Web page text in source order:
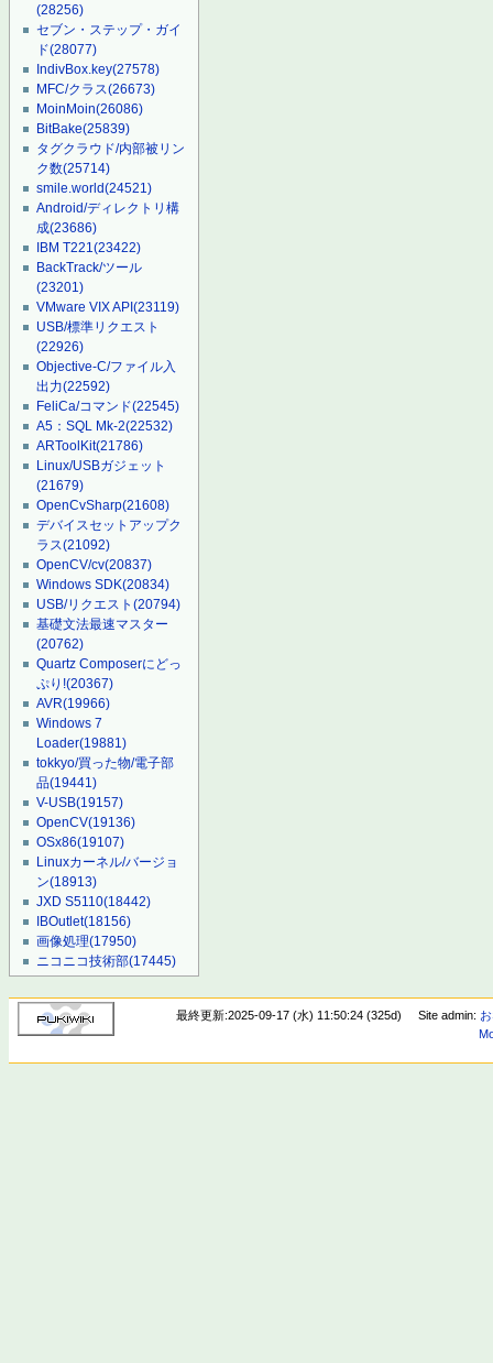
(28256)
セブン・ステップ・ガイ
ド(28077)
IndivBox.key(27578)
MFC/クラス(26673)
MoinMoin(26086)
BitBake(25839)
タグクラウド/内部被リン
ク数(25714)
smile.world(24521)
Android/ディレクトリ構
成(23686)
IBM T221(23422)
BackTrack/ツール
(23201)
VMware VIX API(23119)
USB/標準リクエスト
(22926)
Objective-C/ファイル入
出力(22592)
FeliCa/コマンド(22545)
A5：SQL Mk-2(22532)
ARToolKit(21786)
Linux/USBガジェット
(21679)
OpenCvSharp(21608)
デバイスセットアップク
ラス(21092)
OpenCV/cv(20837)
Windows SDK(20834)
USB/リクエスト(20794)
基礎文法最速マスター
(20762)
Quartz Composerにどっ
ぷり!(20367)
AVR(19966)
Windows 7
Loader(19881)
tokkyo/買った物/電子部
品(19441)
V-USB(19157)
OpenCV(19136)
OSx86(19107)
Linuxカーネル/バージョ
ン(18913)
JXD S5110(18442)
IBOutlet(18156)
画像処理(17950)
ニコニコ技術部(17445)
最終更新:2025-09-17 (水) 11:50:24 (325d) Site admin: